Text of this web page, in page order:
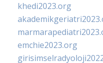
khedi2023.org
emchie2023.org